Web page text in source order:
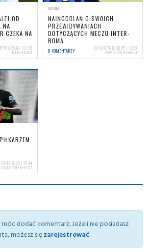
OD
NA
CZEKA NA
2026 | 10:39
NERIOCORSI
OGÓLNA
NAINGGOLAN O SWOICH
PRZEWIDYWANIACH
DOTYCZĄCYCH MECZU INTER-
ROMA
0 KOMENTARZY 27 KWIETNIA 2025 | 13:20
PAWEŁ ŚWINARSKI
2022 | 19:44
DOROTKIEWICZ
móc dodać komentarz. Jeżeli nie posiadasz
możesz sięzarejestrować.